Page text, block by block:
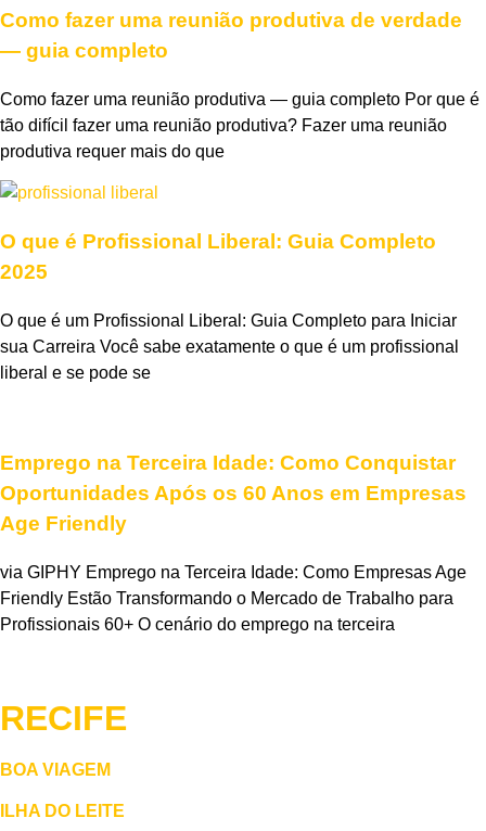
Como fazer uma reunião produtiva de verdade
— guia completo
Como fazer uma reunião produtiva — guia completo Por que é
tão difícil fazer uma reunião produtiva? Fazer uma reunião
produtiva requer mais do que
O que é Profissional Liberal: Guia Completo
2025
O que é um Profissional Liberal: Guia Completo para Iniciar
sua Carreira Você sabe exatamente o que é um profissional
liberal e se pode se
Emprego na Terceira Idade: Como Conquistar
Oportunidades Após os 60 Anos em Empresas
Age Friendly
via GIPHY Emprego na Terceira Idade: Como Empresas Age
Friendly Estão Transformando o Mercado de Trabalho para
Profissionais 60+ O cenário do emprego na terceira
RECIFE
BOA VIAGEM
ILHA DO LEITE